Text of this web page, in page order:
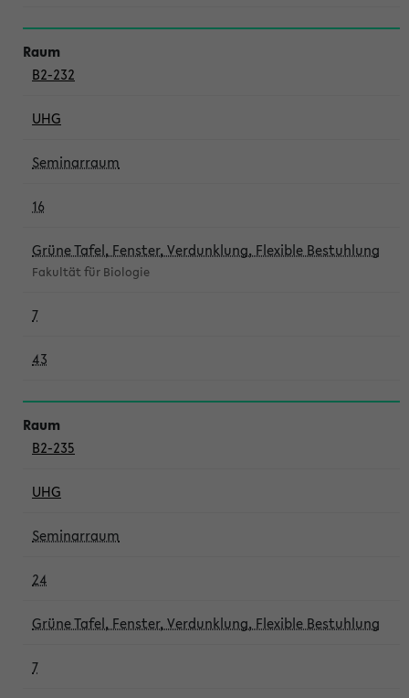
B2-232
UHG
Seminarraum
16
Grüne Tafel, Fenster, Verdunklung, Flexible Bestuhlung
Fakultät für Biologie
7
43
B2-235
UHG
Seminarraum
24
Grüne Tafel, Fenster, Verdunklung, Flexible Bestuhlung
7